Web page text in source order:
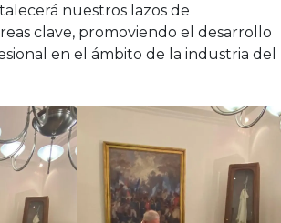
nuestros lazos de
clave, promoviendo el desarrollo
en el ámbito de la industria del